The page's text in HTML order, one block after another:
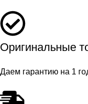
Оригинальные
Даем гарантию на 1